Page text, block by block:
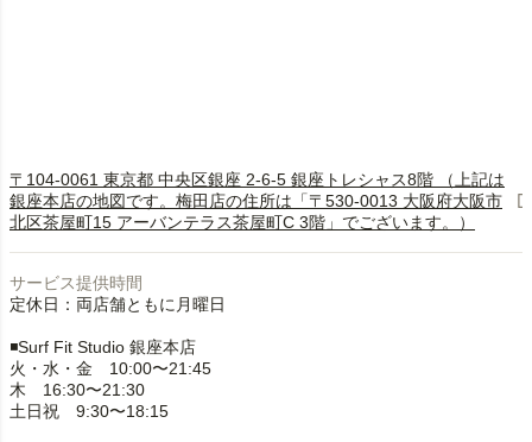
〒104-0061 東京都 中央区銀座 2-6-5 銀座トレシャス8階 （上記は
銀座本店の地図です。梅田店の住所は「〒530-0013 大阪府大阪市
北区茶屋町15 アーバンテラス茶屋町C 3階」でございます。）
サービス提供時間
定休日：両店舗ともに月曜日
◾️Surf Fit Studio 銀座本店
火・水・金 10:00〜21:45
木 16:30〜21:30
土日祝 9:30〜18:15